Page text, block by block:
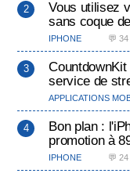
Vous utilisez
sans coque
IPHONE 💬 34
CountdownKit
service de
APPLICATIONS
Bon plan :
promotion à
IPHONE 💬 24